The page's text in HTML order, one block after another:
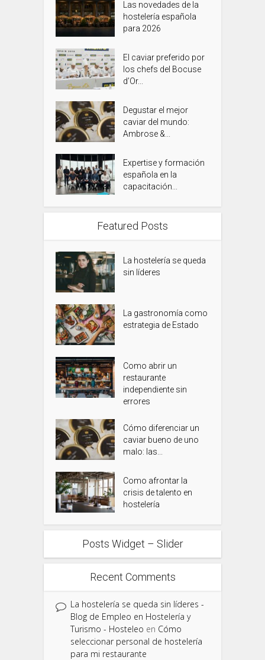
Las novedades de la
hostelería española
para 2026
El caviar preferido por
los chefs del Bocuse
d’Or...
Degustar el mejor
caviar del mundo:
Ambrose &...
Expertise y formación
española en la
capacitación...
Featured Posts
La hostelería se queda
sin líderes
La gastronomía como
estrategia de Estado
Como abrir un
restaurante
independiente sin
errores
Cómo diferenciar un
caviar bueno de uno
malo: las...
Como afrontar la
crisis de talento en
hostelería
Posts Widget – Slider
Recent Comments
La hostelería se queda sin líderes -
Blog de Empleo en Hostelería y
Turismo - Hosteleo en Cómo
seleccionar personal de hostelería
para mi restaurante